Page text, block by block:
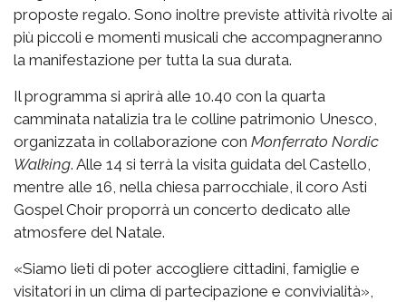
proposte regalo. Sono inoltre previste attività rivolte ai
più piccoli e momenti musicali che accompagneranno
la manifestazione per tutta la sua durata.
Il programma si aprirà alle 10.40 con la quarta
camminata natalizia tra le colline patrimonio Unesco,
organizzata in collaborazione con Monferrato Nordic
Walking. Alle 14 si terrà la visita guidata del Castello,
mentre alle 16, nella chiesa parrocchiale, il coro Asti
Gospel Choir proporrà un concerto dedicato alle
atmosfere del Natale.
«Siamo lieti di poter accogliere cittadini, famiglie e
visitatori in un clima di partecipazione e convivialità»,